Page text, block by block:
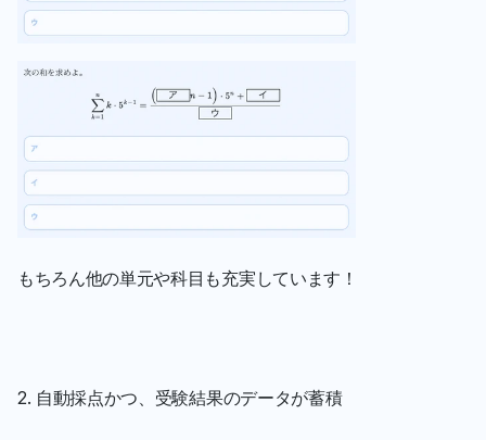
もちろん他の単元や科目も充実しています！
2. 自動採点かつ、受験結果のデータが蓄積